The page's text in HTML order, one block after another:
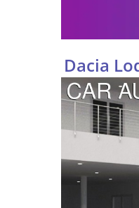
Dacia